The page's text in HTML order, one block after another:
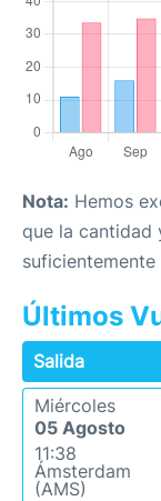
Nota: Hemos
que la cantidad
Últimos
Salida
Miércoles
05 Agosto
11:38
Ámsterdam
(AMS)